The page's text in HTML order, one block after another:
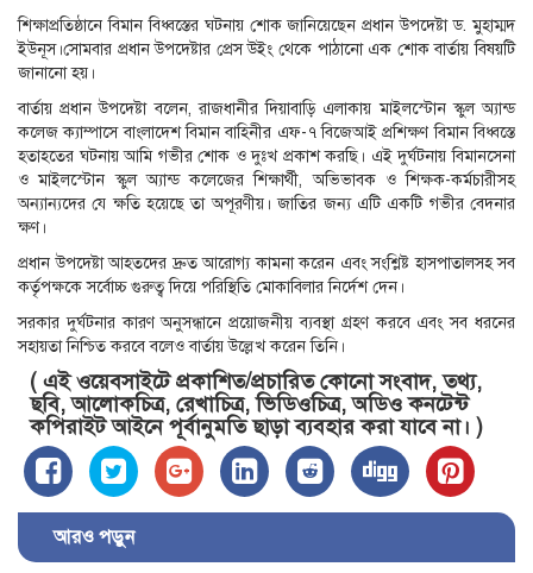
শিক্ষাপ্রতিষ্ঠানে বিমান বিধ্বস্তের ঘটনায় শোক জানিয়েছেন প্রধান উপদেষ্টা ড. মুহাম্মদ
ইউনূস।সোমবার প্রধান উপদেষ্টার প্রেস উইং থেকে পাঠানো এক শোক বার্তায় বিষয়টি
জানানো হয়।
বার্তায় প্রধান উপদেষ্টা বলেন, রাজধানীর দিয়াবাড়ি এলাকায় মাইলস্টোন স্কুল অ্যান্ড
কলেজ ক্যাম্পাসে বাংলাদেশ বিমান বাহিনীর এফ-৭ বিজেআই প্রশিক্ষণ বিমান বিধ্বস্তে
হতাহতের ঘটনায় আমি গভীর শোক ও দুঃখ প্রকাশ করছি। এই দুর্ঘটনায় বিমানসেনা
ও মাইলস্টোন স্কুল অ্যান্ড কলেজের শিক্ষার্থী, অভিভাবক ও শিক্ষক-কর্মচারীসহ
অন্যান্যদের যে ক্ষতি হয়েছে তা অপূরণীয়। জাতির জন্য এটি একটি গভীর বেদনার
ক্ষণ।
প্রধান উপদেষ্টা আহতদের দ্রুত আরোগ্য কামনা করেন এবং সংশ্লিষ্ট হাসপাতালসহ সব
কর্তৃপক্ষকে সর্বোচ্চ গুরুত্ব দিয়ে পরিস্থিতি মোকাবিলার নির্দেশ দেন।
সরকার দুর্ঘটনার কারণ অনুসন্ধানে প্রয়োজনীয় ব্যবস্থা গ্রহণ করবে এবং সব ধরনের
সহায়তা নিশ্চিত করবে বলেও বার্তায় উল্লেখ করেন তিনি।
( এই ওয়েবসাইটে প্রকাশিত/প্রচারিত কোনো সংবাদ, তথ্য,
ছবি, আলোকচিত্র, রেখাচিত্র, ভিডিওচিত্র, অডিও কনটেন্ট
কপিরাইট আইনে পূর্বানুমতি ছাড়া ব্যবহার করা যাবে না। )
আরও পড়ুন